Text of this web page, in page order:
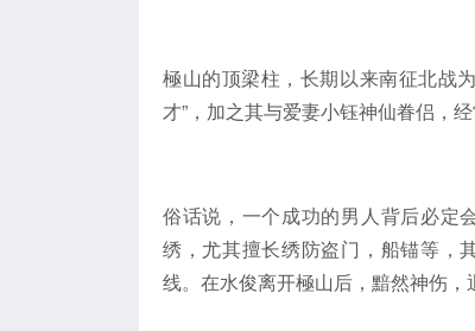
極山的顶梁柱，长期以来南征北战
才”，加之其与爱妻小钰神仙眷侣，
俗话说，一个成功的男人背后必定
绣，尤其擅长绣防盗门，船锚等，
线。在水俊离开極山后，黯然神伤，